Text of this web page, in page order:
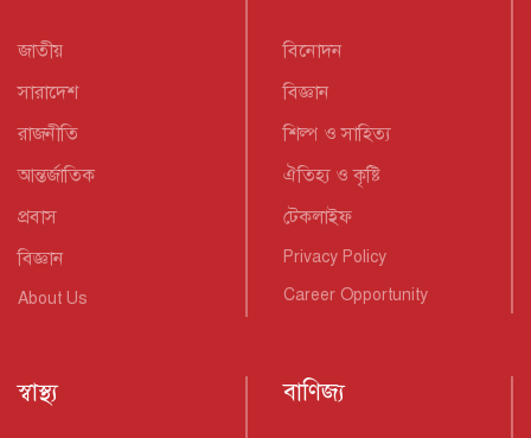
জাতীয়
সারাদেশ
রাজনীতি
আন্তর্জাতিক
প্রবাস
বিজ্ঞান
About Us
বিনোদন
বিজ্ঞান
শিল্প ও সাহিত্য
ঐতিহ্য ও কৃষ্টি
টেকলাইফ
Privacy Policy
Career Opportunity
স্বাস্থ্য বাণিজ্য